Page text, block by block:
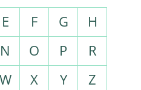
E F G
H
N O P
R
W X Y Z